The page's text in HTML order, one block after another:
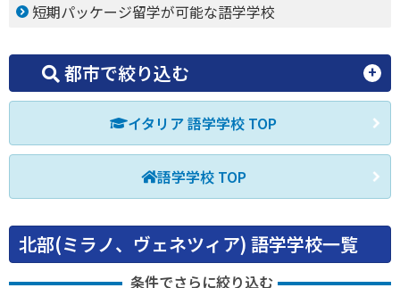
短期パッケージ留学が可能な語学学校
都市で絞り込む
イタリア 語学学校 TOP
語学学校 TOP
北部(ミラノ、ヴェネツィア) 語学学校一覧
条件でさらに絞り込む